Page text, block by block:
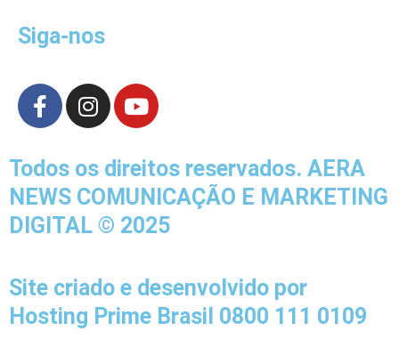
Siga-nos
F
a
e
b
o
o
f
I
n
t
a
g
r
m
Y
o
t
u
b
e
Todos os direitos reservados. AERA
NEWS COMUNICAÇÃO E MARKETING
DIGITAL © 2025
Site criado e desenvolvido por
Hosting Prime Brasil 0800 111 0109